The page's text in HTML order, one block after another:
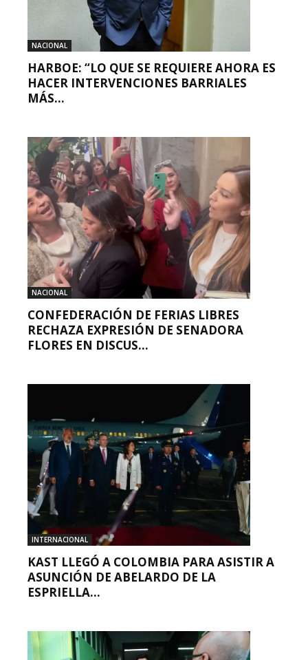
NACIONAL
HARBOE: “LO QUE SE REQUIERE AHORA ES
HACER INTERVENCIONES BARRIALES
MÁS...
NACIONAL
CONFEDERACIÓN DE FERIAS LIBRES
RECHAZA EXPRESIÓN DE SENADORA
FLORES EN DISCUS...
INTERNACIONAL
KAST LLEGÓ A COLOMBIA PARA ASISTIR A
ASUNCIÓN DE ABELARDO DE LA
ESPRIELLA...